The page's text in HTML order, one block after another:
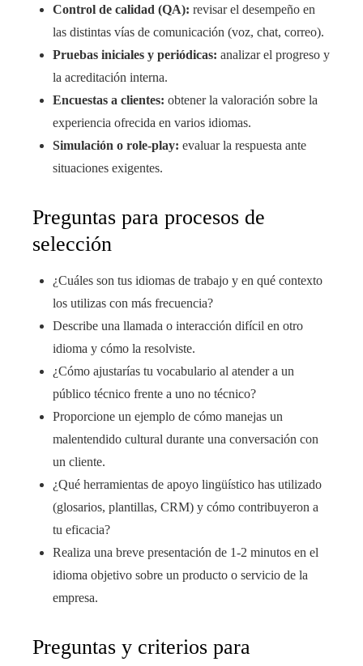
Control de calidad (QA): revisar el desempeño en
las distintas vías de comunicación (voz, chat, correo).
Pruebas iniciales y periódicas: analizar el progreso y
la acreditación interna.
Encuestas a clientes: obtener la valoración sobre la
experiencia ofrecida en varios idiomas.
Simulación o role-play: evaluar la respuesta ante
situaciones exigentes.
Preguntas para procesos de
selección
¿Cuáles son tus idiomas de trabajo y en qué contexto
los utilizas con más frecuencia?
Describe una llamada o interacción difícil en otro
idioma y cómo la resolviste.
¿Cómo ajustarías tu vocabulario al atender a un
público técnico frente a uno no técnico?
Proporcione un ejemplo de cómo manejas un
malentendido cultural durante una conversación con
un cliente.
¿Qué herramientas de apoyo lingüístico has utilizado
(glosarios, plantillas, CRM) y cómo contribuyeron a
tu eficacia?
Realiza una breve presentación de 1-2 minutos en el
idioma objetivo sobre un producto o servicio de la
empresa.
Preguntas y criterios para